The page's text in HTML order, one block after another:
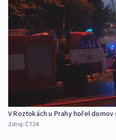
V Roztokách u Prahy hořel domov
Zdroj: ČT24